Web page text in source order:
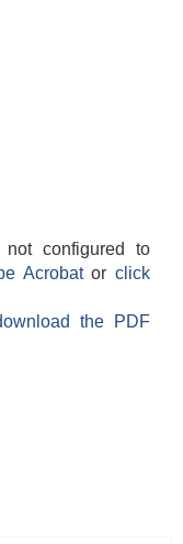
configured to
Acrobatorclick
the PDF